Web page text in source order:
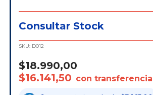
Consultar Stock
SKU: D012
$18.990,00
$16.141,50 con transferencia